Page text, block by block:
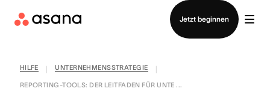
Jetzt beginnen
Vertrieb kontaktieren
HILFE UNTERNEHMENSSTRATEGIE
REPORTING-TOOLS: DER LEITFADEN FÜR UNTE ...